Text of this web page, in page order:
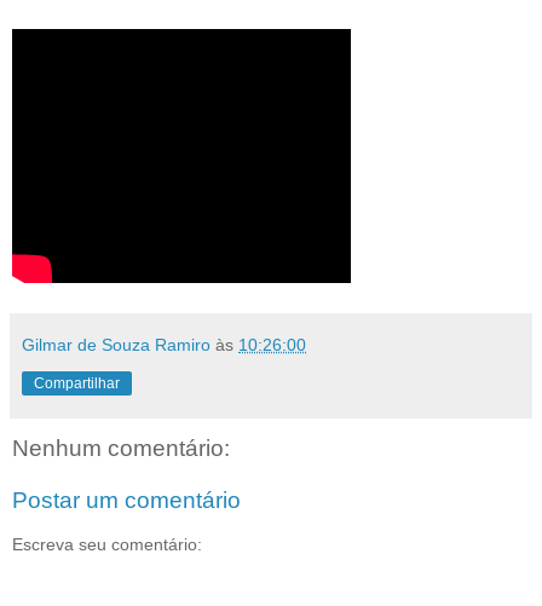
Gilmar de Souza Ramiro às 10:26:00
Compartilhar
Nenhum comentário:
Postar um comentário
Escreva seu comentário: